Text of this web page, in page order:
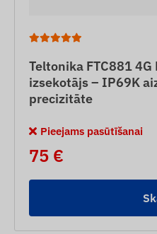
Teltonika FTC881 4G
izsekotājs – IP69K
precizitāte
Pieejams pasūtīšanai
75 €